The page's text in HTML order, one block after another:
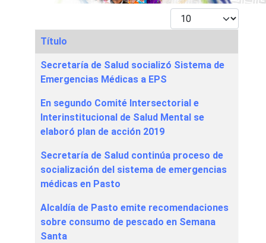
Mostrar #
Articles
Título
Secretaría de Salud socializó Sistema de
Emergencias Médicas a EPS
En segundo Comité Intersectorial e
Interinstitucional de Salud Mental se
elaboró plan de acción 2019
Secretaría de Salud continúa proceso de
socialización del sistema de emergencias
médicas en Pasto
Alcaldía de Pasto emite recomendaciones
sobre consumo de pescado en Semana
Santa